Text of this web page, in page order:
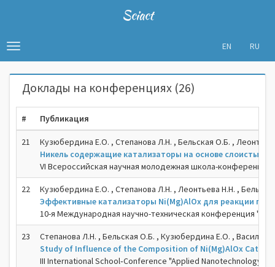
Sciact
Toggle
navigation
EN RU
Доклады на конференциях (26)
# Публикация
21
Кузюбердина Е.О. , Степанова Л.Н. , Бельская О.Б. ,
Никель содержащие катализаторы на основе слоистых
VI Всероссийская научная молодежная школа-
22
Кузюбердина Е.О. , Степанова Л.Н. , Леонтьева Н.Н. ,
Эффективные катализаторы Ni(Mg)AlOx для реакции
10-я Международная научно-техническая конференция
23
Степанова Л.Н. , Бельская О.Б. , Кузюбердина Е.О. ,
Study of Influence of the Composition of Ni(Mg)AlOx
III International School‐Conference "Applied Nanotechnology